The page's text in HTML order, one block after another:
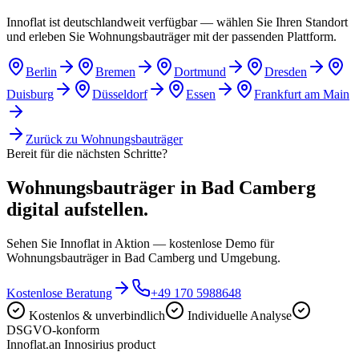
Innoflat ist deutschlandweit verfügbar — wählen Sie Ihren Standort
und erleben Sie Wohnungsbauträger mit der passenden Plattform.
Berlin Bremen Dortmund
Dresden
Duisburg
Düsseldorf Essen Frankfurt am Main
Zurück zu Wohnungsbauträger
Bereit für die nächsten Schritte?
Wohnungsbauträger in Bad Camberg
digital aufstellen.
Sehen Sie Innoflat in Aktion — kostenlose Demo für
Wohnungsbauträger in Bad Camberg und Umgebung.
Kostenlose Beratung
+49 170 5988648
Kostenlos & unverbindlich
Individuelle Analyse
DSGVO-konform
Innoflat.an Innosirius product